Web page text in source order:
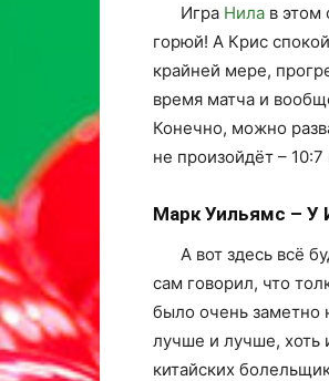
Игра Нила в этом
горюй! А Крис
крайней мере,
время матча и
Конечно, можно
не произойдёт – 10:7
Марк Уильямс – У
А вот здесь всё
сам говорил, что
было очень заметно
лучше и лучше, хоть
китайских